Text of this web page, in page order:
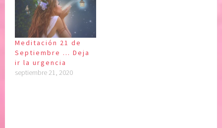
Meditación 21 de
Septiembre … Deja
ir la urgencia
septiembre 21, 2020